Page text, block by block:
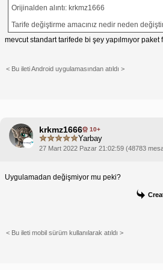
bulunabilirsiniz.
Tarife değişikliği işlemlerinde
aşağıdaki hususlara dikkat
Taahhüt sürenizin
Ceza ücreti ödemeyi kabul
öğrenin.
sağlayarak Türk Telekom tarife
işlemlerinizi kolayca
Orijinalden alıntı: krkmz1666
Tarife değiştirme amacınız nedir neden
mevcut standart tarifede bi şey yapılmıyor paket
< Bu ileti Android uygulamasından atıldı >
krkmz1666 10+
Yarbay
27 Mart 2022 Pazar 21:02:59 (48783
Uygulamadan değişmiyor mu peki?
< Bu ileti mobil sürüm kullanılarak atıldı >